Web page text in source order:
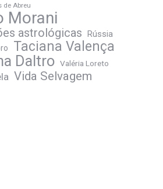
de Abreu
Morani
astrológicas Rússia
Taciana Valença
Daltro Valéria Loreto
Vida Selvagem